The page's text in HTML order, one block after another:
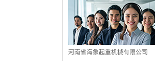
河南省海象起重机械有限公司